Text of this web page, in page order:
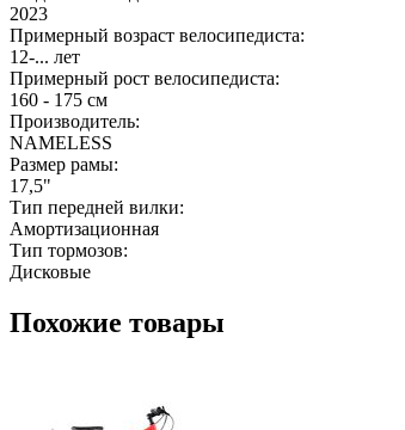
2023
Примерный возраст велосипедиста:
12-... лет
Примерный рост велосипедиста:
160 - 175 см
Производитель:
NAMELESS
Размер рамы:
17,5"
Тип передней вилки:
Амортизационная
Тип тормозов:
Дисковые
Похожие товары